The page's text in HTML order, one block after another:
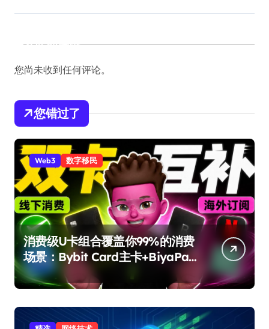
近期评论
您尚未收到任何评论。
您错过了
Web3 数字移民
消费级U卡组合覆盖你99%的消费
场景：Bybit Card主卡+BiyaPay
备用卡完整攻略